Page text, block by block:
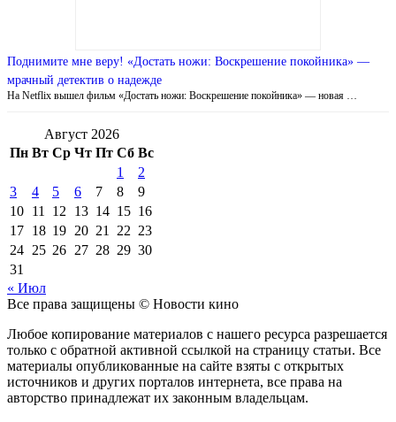
Поднимите мне веру! «Достать ножи: Воскрешение покойника» —
мрачный детектив о надежде
На Netflix вышел фильм «Достать ножи: Воскрешение покойника» — новая …
Август 2026
Пн Вт Ср Чт Пт Сб Вс
1
2
3
4 5 6 7 8
9
10 11 12 13 14 15 16
17 18 19 20 21 22 23
24 25 26 27 28 29 30
31
« Июл
Все права защищены © Новости кино
Любое копирование материалов с нашего ресурса разрешается
только с обратной активной ссылкой на страницу статьи. Все
материалы опубликованные на сайте взяты с открытых
источников и других порталов интернета, все права на
авторство принадлежат их законным владельцам.